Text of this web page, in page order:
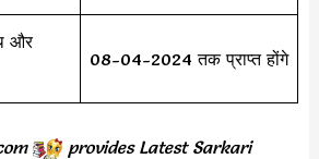
और
08-04-2024 तक प्राप्त होंगे
provides Latest Sarkari